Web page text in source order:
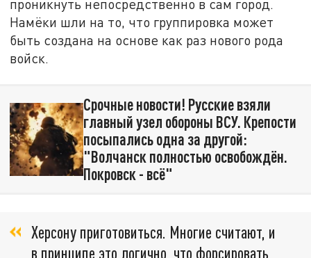
проникнуть непосредственно в сам город.
Намёки шли на то, что группировка может
быть создана на основе как раз нового рода
войск.
Срочные новости! Русские взяли
главный узел обороны ВСУ. Крепости
посыпались одна за другой:
"Волчанск полностью освобождён.
Покровск - всё"
Херсону приготовиться. Многие считают, и
в принципе это логично, что форсировать